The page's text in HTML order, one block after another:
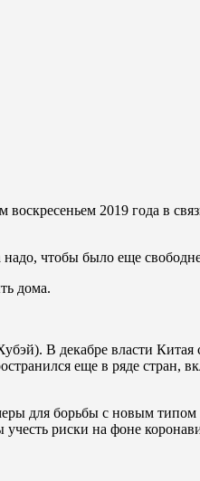
2019 года в
надо, чтобы было еще
дома.
В декабре власти
еще в ряде
для борьбы с новым типом
риски на фоне